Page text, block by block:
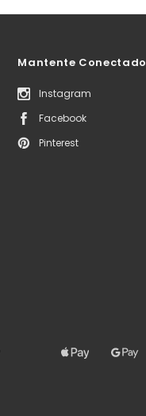
Mantente Conectado
Instagram
Facebook
Pinterest